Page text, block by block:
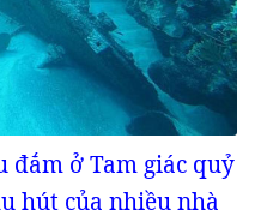
đắm ở Tam giác quỷ
hút của nhiều nhà